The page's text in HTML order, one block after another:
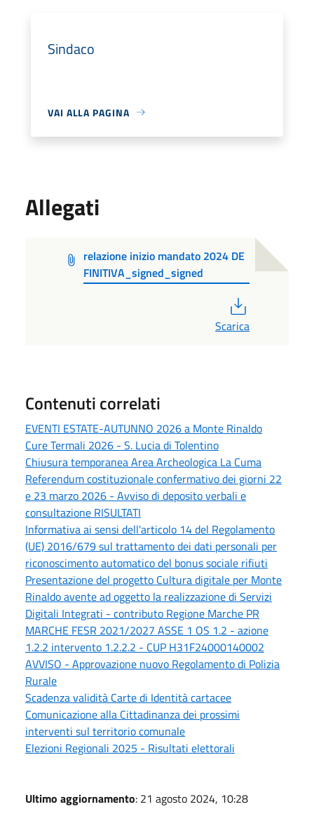
Sindaco
VAI ALLA PAGINA
Allegati
relazione inizio mandato 2024 DE
FINITIVA_signed_signed
Scarica
Contenuti correlati
EVENTI ESTATE-AUTUNNO 2026 a Monte Rinaldo
Cure Termali 2026 - S. Lucia di Tolentino
Chiusura temporanea Area Archeologica La Cuma
Referendum costituzionale confermativo dei giorni 22
e 23 marzo 2026 - Avviso di deposito verbali e
consultazione RISULTATI
Informativa ai sensi dell'articolo 14 del Regolamento
(UE) 2016/679 sul trattamento dei dati personali per
riconoscimento automatico del bonus sociale rifiuti
Presentazione del progetto Cultura digitale per Monte
Rinaldo avente ad oggetto la realizzazione di Servizi
Digitali Integrati - contributo Regione Marche PR
MARCHE FESR 2021/2027 ASSE 1 OS 1.2 - azione
1.2.2 intervento 1.2.2.2 - CUP H31F24000140002
AVVISO - Approvazione nuovo Regolamento di Polizia
Rurale
Scadenza validità Carte di Identità cartacee
Comunicazione alla Cittadinanza dei prossimi
interventi sul territorio comunale
Elezioni Regionali 2025 - Risultati elettorali
Ultimo aggiornamento: 21 agosto 2024, 10:28